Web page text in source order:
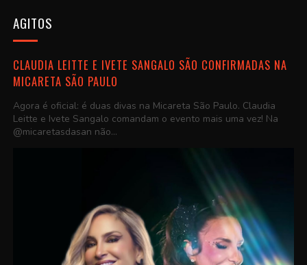
AGITOS
CLAUDIA LEITTE E IVETE SANGALO SÃO CONFIRMADAS NA
MICARETA SÃO PAULO
Agora é oficial: é duas divas na Micareta São Paulo. Claudia
Leitte e Ivete Sangalo comandam o evento mais uma vez! Na
@micaretasdasan não...